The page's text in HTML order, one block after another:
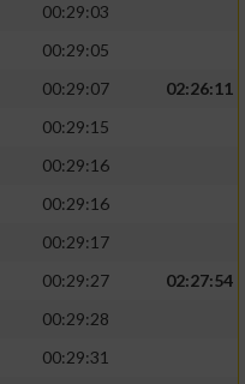
00:29:03
00:29:05
00:29:07
02:26:11
00:29:15
00:29:16
00:29:16
00:29:17
00:29:27
02:27:54
00:29:28
00:29:31